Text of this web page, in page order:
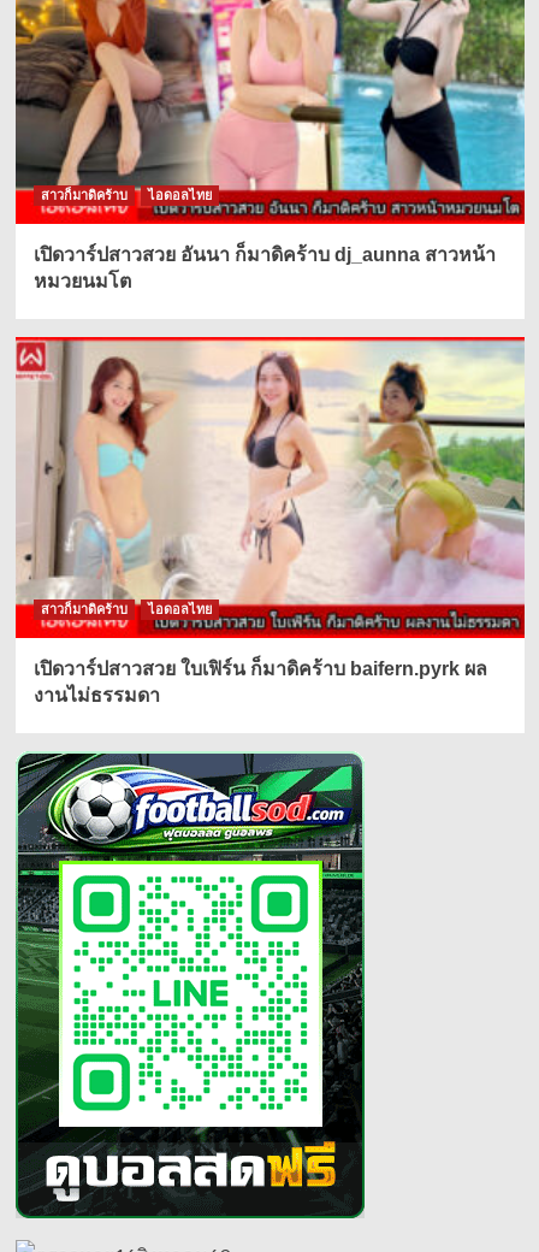
สาวก็มาดิคร้าบ ไอดอลไทย
เปิดวาร์ปสาวสวย อันนา ก็มาดิคร้าบ dj_aunna สาวหน้า
หมวยนมโต
สาวก็มาดิคร้าบ ไอดอลไทย
เปิดวาร์ปสาวสวย ใบเฟิร์น ก็มาดิคร้าบ baifern.pyrk ผล
งานไม่ธรรมดา